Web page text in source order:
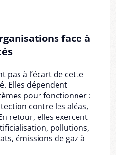
face à
pas à l’écart de cette
Elles dépendent
pour fonctionner :
contre les aléas,
retour, elles exercent
pollutions,
émissions de gaz à